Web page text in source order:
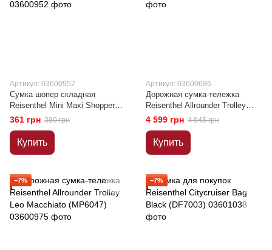
Артикул: 03600952
Сумка шопер складная
Reisenthel Mini Maxi Shopper
Leo Winter (AT0046)
361 грн 380 грн
Купить
Артикул: 03600686
Дорожная сумка-тележка
Reisenthel Allrounder Trolley
черная (MP7003 )
4 599 грн 4 945 грн
Купить
−7% −7%